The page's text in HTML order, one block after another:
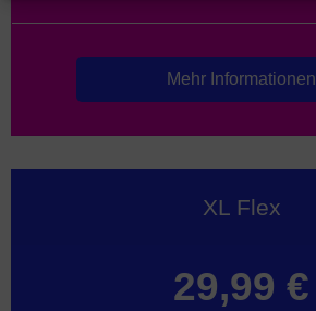
Mehr Informationen
XL Flex
29,99 €